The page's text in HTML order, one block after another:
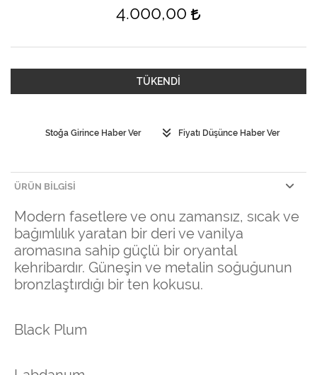
4.000,00
TÜKENDİ
Stoğa Girince Haber Ver Fiyatı Düşünce Haber Ver
ÜRÜN BILGISI
Modern fasetlere ve onu zamansız, sıcak ve
bağımlılık yaratan bir deri ve vanilya
aromasına sahip güçlü bir oryantal
kehribardır. Güneşin ve metalin soğuğunun
bronzlaştırdığı bir ten kokusu.
Black Plum